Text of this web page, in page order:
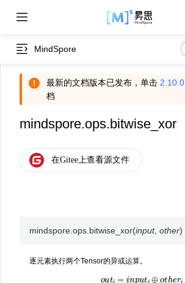
MindSpore
最新的文档版本已发布，单击 2.10.0
档
mindspore.ops.bitwise_xor
mindspore.ops. bitwise_xor(input,other)
逐元素执行两个Tensor的异或运算。
ou ti= inputi⊕o theri